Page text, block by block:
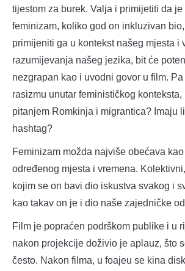
tijestom za burek. Valja i primijetiti da
feminizam, koliko god on inkluzivan
primijeniti ga u kontekst našeg mjesta i
razumijevanja našeg jezika, bit će
nezgrapan kao i uvodni govor u film.
rasizmu unutar feminističkog
pitanjem Romkinja i migrantica? Imaju
hashtag?
Feminizam možda najviše obećava
određenog mjesta i vremena.
kojim se on bavi dio iskustva svakog i
kao takav on je i dio naše zajedničke
Film je popraćen podrškom publike i u
nakon projekcije doživio je aplauz, što
često. Nakon filma, u foajeu se kina